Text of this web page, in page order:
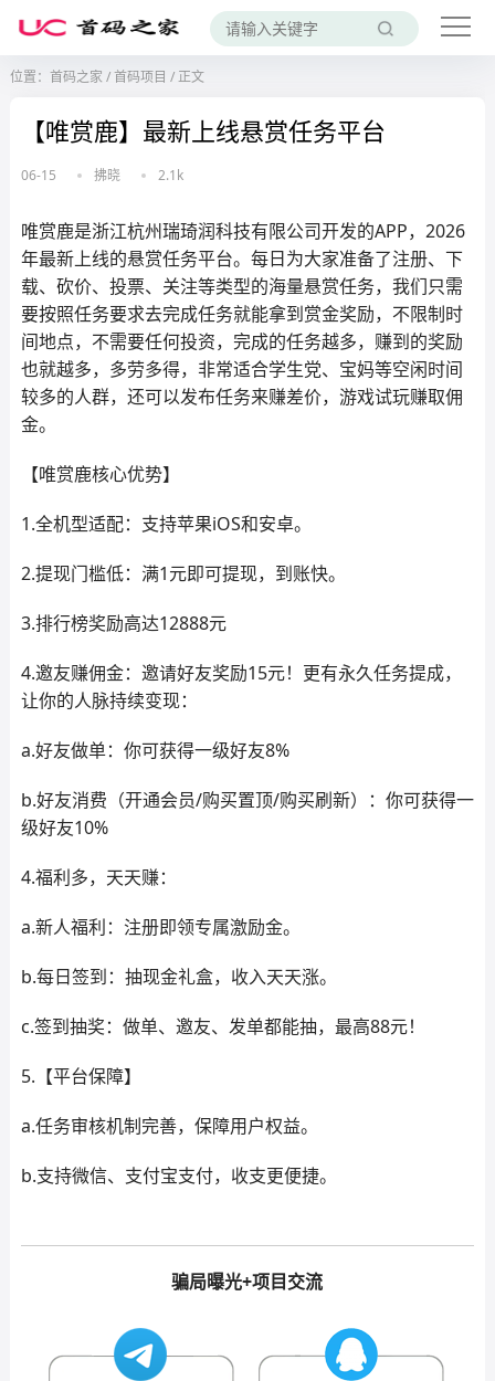
位置： 首码之家 /首码项目 /正文
【唯赏鹿】最新上线悬赏任务平台
06-15 拂晓 2.1k
唯赏鹿是浙江杭州瑞琦润科技有限公司开发的APP，2026
年最新上线的悬赏任务平台。每日为大家准备了注册、下
载、砍价、投票、关注等类型的海量悬赏任务，我们只需
要按照任务要求去完成任务就能拿到赏金奖励，不限制时
间地点，不需要任何投资，完成的任务越多，赚到的奖励
也就越多，多劳多得，非常适合学生党、宝妈等空闲时间
较多的人群，还可以发布任务来赚差价，游戏试玩赚取佣
金。
【唯赏鹿核心优势】
1.全机型适配：支持苹果iOS和安卓。
2.提现门槛低：满1元即可提现，到账快。
3.排行榜奖励高达12888元
4.邀友赚佣金：邀请好友奖励15元！更有永久任务提成，
让你的人脉持续变现：
a.好友做单：你可获得一级好友8%
b.好友消费（开通会员/购买置顶/购买刷新）：你可获得一
级好友10%
4.福利多，天天赚：
a.新人福利：注册即领专属激励金。
b.每日签到：抽现金礼盒，收入天天涨。
c.签到抽奖：做单、邀友、发单都能抽，最高88元！
5.【平台保障】
a.任务审核机制完善，保障用户权益。
b.支持微信、支付宝支付，收支更便捷。
骗局曝光+项目交流